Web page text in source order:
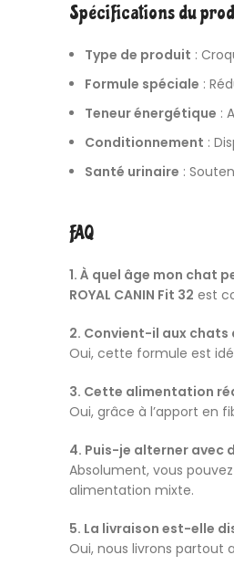
Spécifications du
Type de produit :
Formule spéciale :
Teneur énergétique :
Conditionnement :
Santé urinaire :
FAQ
1. À quel âge mon chat
ROYAL CANIN Fit 32 est
2. Convient-il aux chats
Oui, cette formule est
3. Cette alimentation
Oui, grâce à l’apport en
4. Puis-je alterner avec
Absolument, vous
alimentation mixte.
5. La livraison est-elle
Oui, nous livrons partout